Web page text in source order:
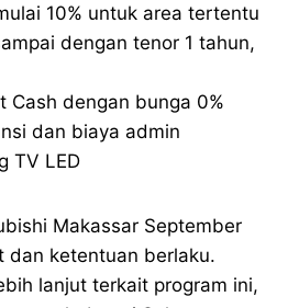
10% untuk area tertentu
dengan tenor 1 tahun,
Cash dengan bunga 0%
dan biaya admin
TV LED
Makassar September
dan ketentuan berlaku.
lanjut terkait program ini,